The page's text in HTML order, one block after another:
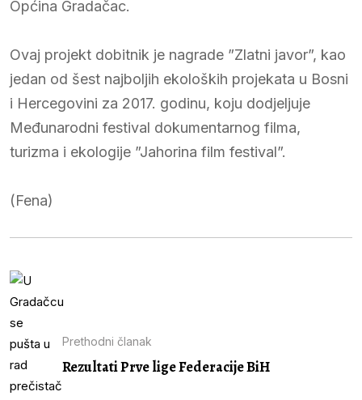
Općina Gradačac.
Ovaj projekt dobitnik je nagrade ”Zlatni javor”, kao
jedan od šest najboljih ekoloških projekata u Bosni
i Hercegovini za 2017. godinu, koju dodjeljuje
Međunarodni festival dokumentarnog filma,
turizma i ekologije ”Jahorina film festival”.
(Fena)
Prethodni članak
Rezultati Prve lige Federacije BiH